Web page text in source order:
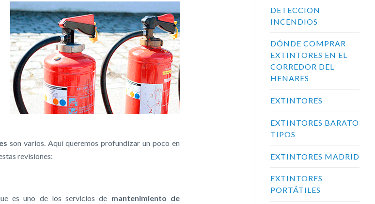
son varios. Aquí queremos profundizar un poco en
revisiones:
es uno de los servicios de mantenimiento de
DETECCION
INCENDIOS
DÓNDE COMPRAR
EXTINTORES EN EL
CORREDOR DEL
HENARES
EXTINTORES
EXTINTORES BARATOS:
TIPOS
EXTINTORES MADRID
EXTINTORES
PORTÁTILES